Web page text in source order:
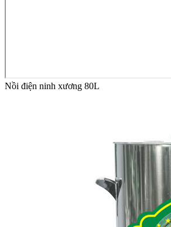
Nồi điện ninh xương 80L